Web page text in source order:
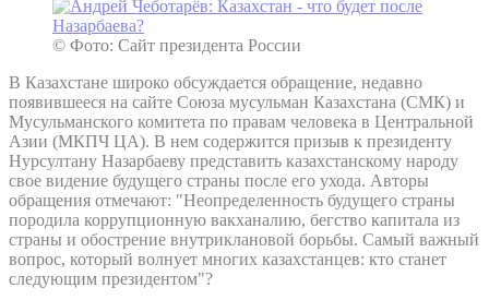
© Фото: Сайт президента России
В Казахстане широко обсуждается обращение, недавно
появившееся на сайте Союза мусульман Казахстана (СМК) и
Мусульманского комитета по правам человека в Центральной
Азии (МКПЧ ЦА). В нем содержится призыв к президенту
Нурсултану Назарбаеву представить казахстанскому народу
свое видение будущего страны после его ухода. Авторы
обращения отмечают: "Неопределенность будущего страны
породила коррупционную вакханалию, бегство капитала из
страны и обострение внутриклановой борьбы. Самый важный
вопрос, который волнует многих казахстанцев: кто станет
следующим президентом"?